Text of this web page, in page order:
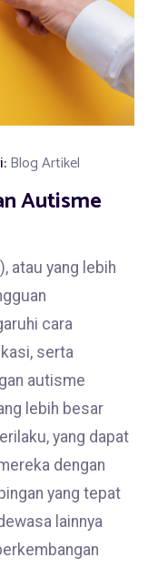
Blog Artikel
Autisme
atau yang lebih
cara
serta
autisme
lebih besar
yang dapat
dengan
yang tepat
lainnya